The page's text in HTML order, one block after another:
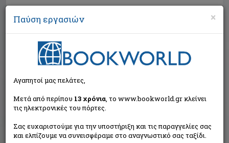
Αναζήτηση
×
Παύση εργασιών
Αγαπητοί μας πελάτες,
Μετά από περίπου 13 χρόνια, το www.bookworld.gr κλείνει
τις ηλεκτρονικές του πόρτες.
Σας ευχαριστούμε για την υποστήριξη και τις παραγγελίες σας
και ελπίζουμε να συνεισφέραμε στο αναγνωστικό σας ταξίδι.